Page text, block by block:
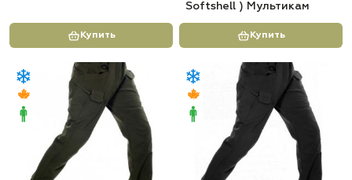
Купить
Softshell ) Мультикам
Купить